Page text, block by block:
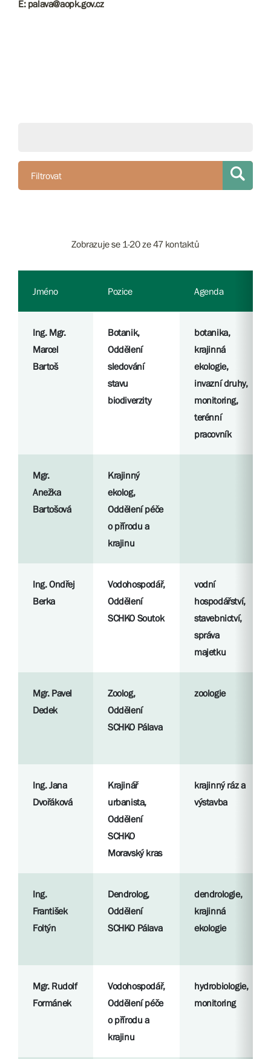
E: palava@aopk.gov.cz
Filtrovat
Zobrazuje se 1-20 ze 47 kontaktů
Jméno Pozice Agenda
Ing. Mgr.
Marcel
Bartoš
Botanik,
Oddělení
sledování
stavu
biodiverzity
botanika,
krajinná
ekologie,
invazní druhy,
monitoring,
terénní
pracovník
Mgr.
Anežka
Bartošová
Krajinný
ekolog,
Oddělení péče
o přírodu a
krajinu
Ing. Ondřej
Berka
Vodohospodář,
Oddělení
SCHKO Soutok
vodní
hospodářství,
stavebnictví,
správa
majetku
Mgr. Pavel
Dedek
Zoolog,
Oddělení
SCHKO Pálava
zoologie
Ing. Jana
Dvořáková
Krajinář
urbanista,
Oddělení
SCHKO
Moravský kras
krajinný ráz a
výstavba
Ing.
František
Foltýn
Dendrolog,
Oddělení
SCHKO Pálava
dendrologie,
krajinná
ekologie
Mgr. Rudolf
Formánek
Vodohospodář,
Oddělení péče
o přírodu a
krajinu
hydrobiologie,
monitoring